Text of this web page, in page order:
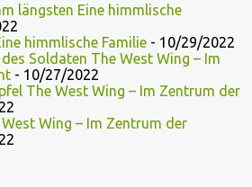
längsten Eine himmlische
himmlische Familie - 10/29/2022
Soldaten The West Wing – Im
- 10/27/2022
The West Wing – Im Zentrum der
Wing – Im Zentrum der